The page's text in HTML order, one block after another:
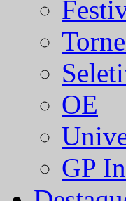
OE
GP